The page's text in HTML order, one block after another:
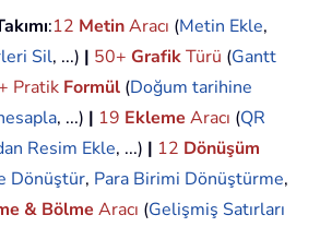
:12 MetinAracı (Metin Ekle,
Sil, ...) | 50+ GrafikTürü (Gantt
Pratik Formül (Doğum tarihine
, ...) | 19 Ekleme Aracı (QR
Resim Ekle, ...) | 12 Dönüşüm
Dönüştür, Para Birimi Dönüştürme,
& Bölme Aracı (Gelişmiş Satırları